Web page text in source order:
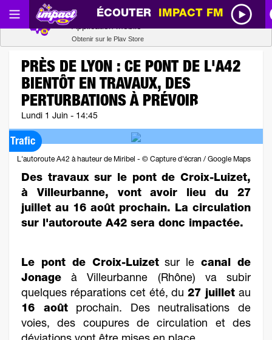
ÉCOUTER IMPACT FM
PRÈS DE LYON : CE PONT DE L'A42
BIENTÔT EN TRAVAUX, DES
PERTURBATIONS À PRÉVOIR
Lundi 1 Juin - 14:45
Trafic
L'autoroute A42 à hauteur de Miribel - © Capture d'écran / Google Maps
Des travaux sur le pont de Croix-Luizet,
à Villeurbanne, vont avoir lieu du 27
juillet au 16 août prochain. La circulation
sur l'autoroute A42 sera donc impactée.
Le pont de Croix-Luizetsur le canal de
Jonage à Villeurbanne (Rhône) va subir
quelques réparations cet été, du27 juillet au
16 aoûtprochain. Des neutralisations de
voies, des coupures de circulation et des
Radio SCOOP
Obtenir sur le Play Store
Télécharger